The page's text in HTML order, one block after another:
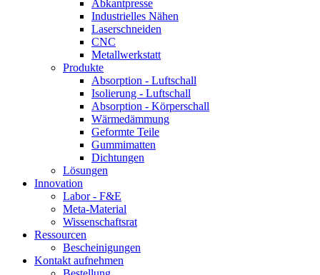
Abkantpresse
Industrielles Nähen
Laserschneiden
CNC
Metallwerkstatt
Produkte
Absorption - Luftschall
Isolierung - Luftschall
Absorption - Körperschall
Wärmedämmung
Geformte Teile
Gummimatten
Dichtungen
Lösungen
Innovation
Labor - F&E
Meta-Material
Wissenschaftsrat
Ressourcen
Bescheinigungen
Kontakt aufnehmen